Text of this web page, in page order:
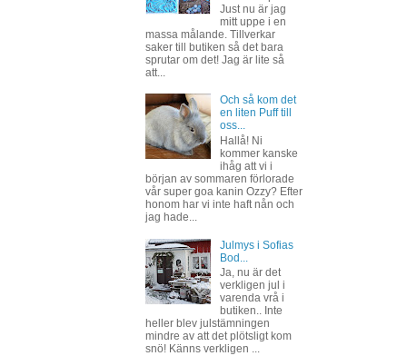
Just nu är jag
mitt uppe i en
massa målande. Tillverkar
saker till butiken så det bara
sprutar om det! Jag är lite så
att...
Och så kom det
en liten Puff till
oss...
Hallå! Ni
kommer kanske
ihåg att vi i
början av sommaren förlorade
vår super goa kanin Ozzy? Efter
honom har vi inte haft nån och
jag hade...
Julmys i Sofias
Bod...
Ja, nu är det
verkligen jul i
varenda vrå i
butiken.. Inte
heller blev julstämningen
mindre av att det plötsligt kom
snö! Känns verkligen ...